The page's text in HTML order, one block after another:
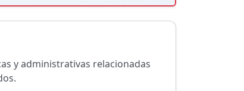
y administrativas relacionadas